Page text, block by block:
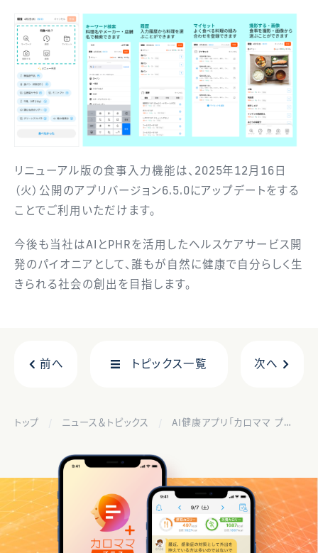
リニューアル版の食事入力機能は、2025年12月16日
（火）公開のアプリバージョン6.5.0にアップデートをする
ことでご利用いただけます。
今後も当社はAIとPHRを活用したヘルスケアサービス開
発のパイオニアとして、誰もが自然に健康で自分らしく生
きられる社会の創出を目指します。
前へ トピックス一覧 次へ
トップ ニュース＆トピックス AI健康アプリ「カロママ プラス」、食事入力機能をリニューアル